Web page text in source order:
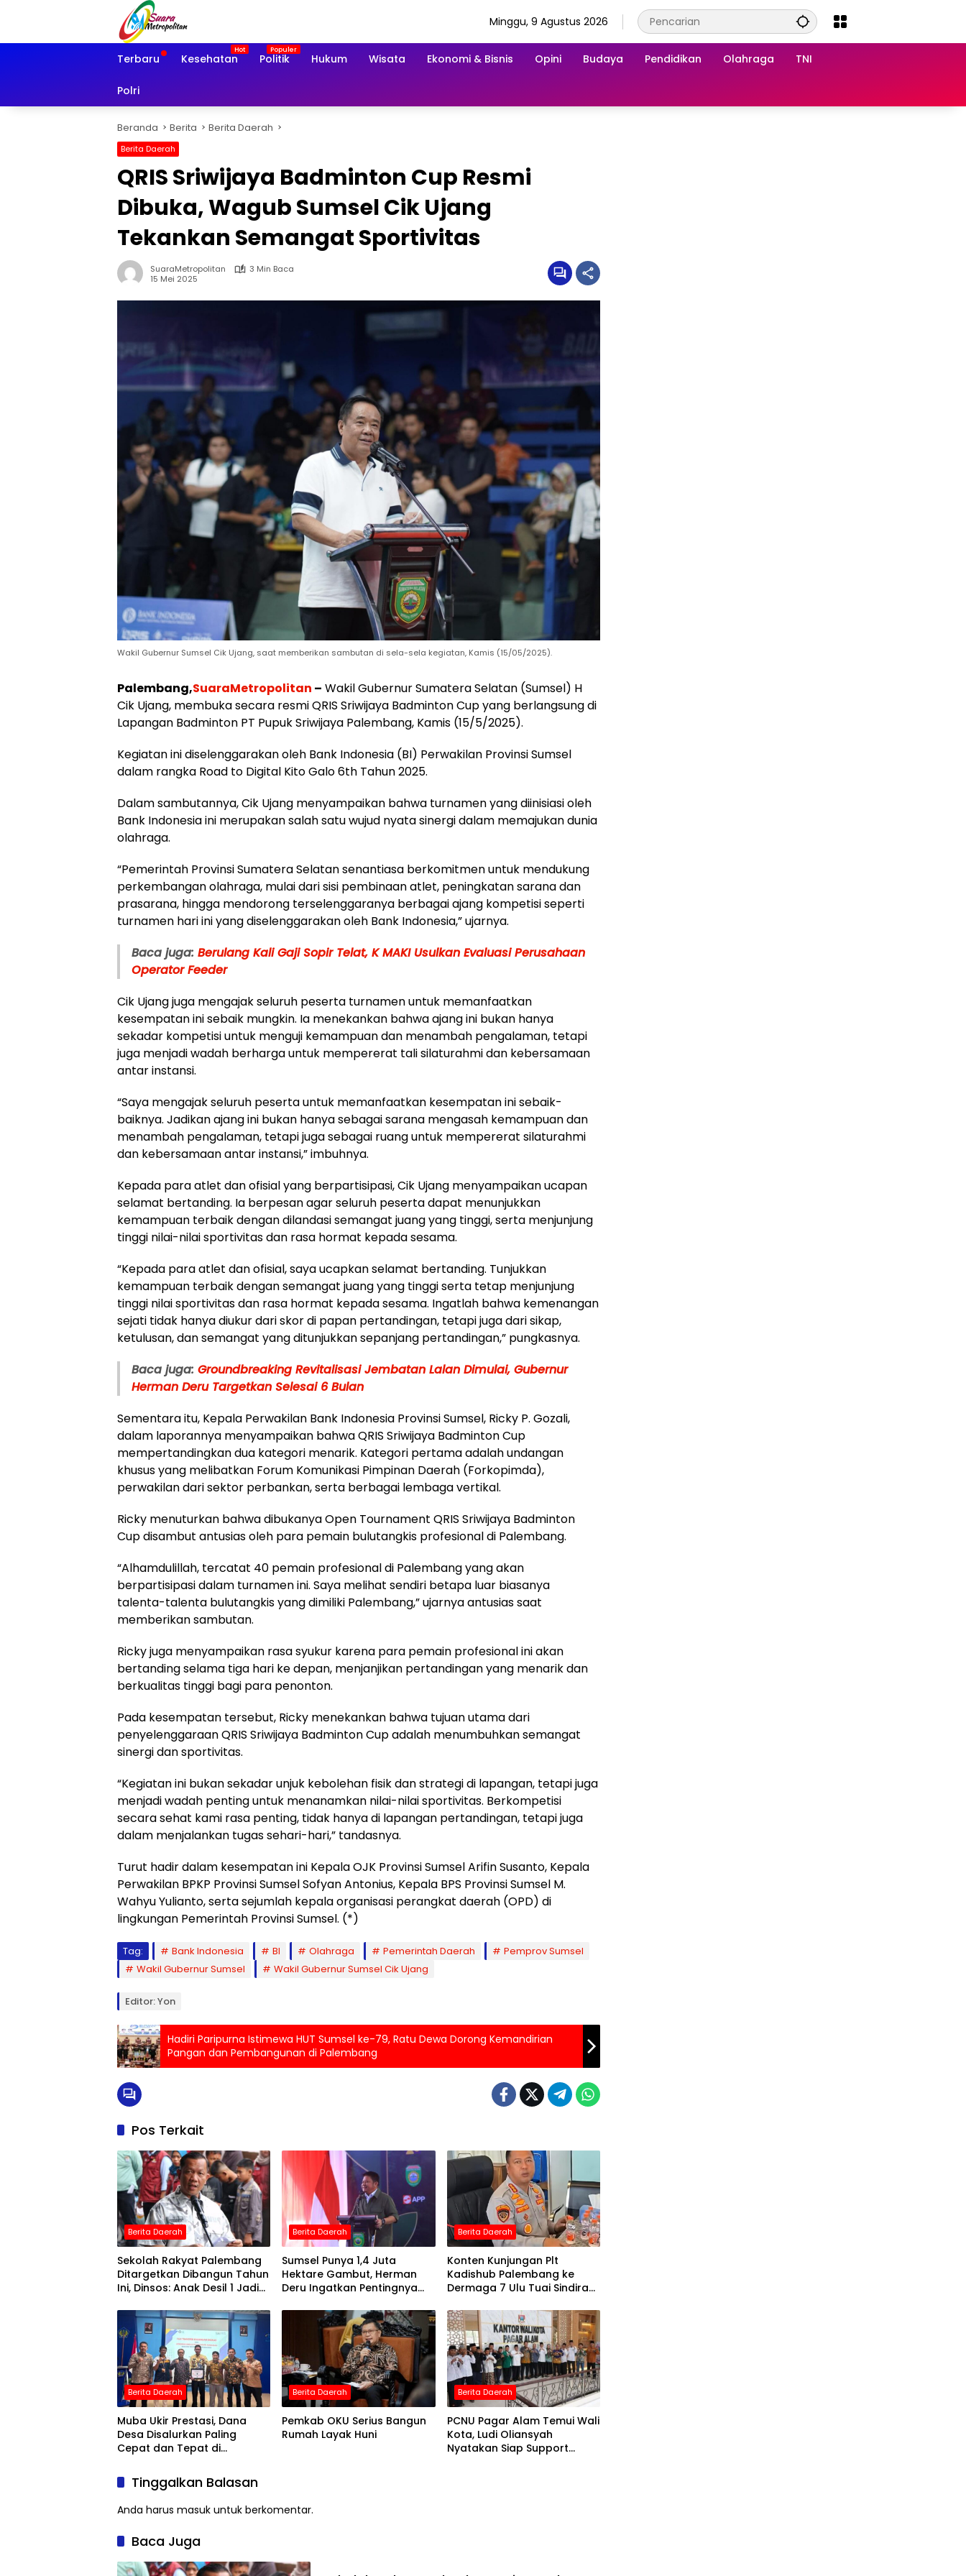
Minggu, 9 Agustus 2026
Terbaru Kesehatan Politik Hukum Wisata Ekonomi & Bisnis Opini Budaya Pendidikan Olahraga TNI
Polri
Beranda Berita Berita Daerah
Berita Daerah
QRIS Sriwijaya Badminton Cup Resmi
Dibuka, Wagub Sumsel Cik Ujang
Tekankan Semangat Sportivitas
SuaraMetropolitan
3 Min Baca
15 Mei 2025
Wakil Gubernur Sumsel Cik Ujang, saat memberikan sambutan di sela-sela kegiatan, Kamis (15/05/2025).
Palembang,SuaraMetropolitan – Wakil Gubernur Sumatera Selatan (Sumsel) H
Cik Ujang, membuka secara resmi QRIS Sriwijaya Badminton Cup yang berlangsung di
Lapangan Badminton PT Pupuk Sriwijaya Palembang, Kamis (15/5/2025).
Kegiatan ini diselenggarakan oleh Bank Indonesia (BI) Perwakilan Provinsi Sumsel
dalam rangka Road to Digital Kito Galo 6th Tahun 2025.
Dalam sambutannya, Cik Ujang menyampaikan bahwa turnamen yang diinisiasi oleh
Bank Indonesia ini merupakan salah satu wujud nyata sinergi dalam memajukan dunia
olahraga.
“Pemerintah Provinsi Sumatera Selatan senantiasa berkomitmen untuk mendukung
perkembangan olahraga, mulai dari sisi pembinaan atlet, peningkatan sarana dan
prasarana, hingga mendorong terselenggaranya berbagai ajang kompetisi seperti
turnamen hari ini yang diselenggarakan oleh Bank Indonesia,” ujarnya.
Baca juga: Berulang Kali Gaji Sopir Telat, K MAKI Usulkan Evaluasi Perusahaan
Operator Feeder
Cik Ujang juga mengajak seluruh peserta turnamen untuk memanfaatkan
kesempatan ini sebaik mungkin. Ia menekankan bahwa ajang ini bukan hanya
sekadar kompetisi untuk menguji kemampuan dan menambah pengalaman, tetapi
juga menjadi wadah berharga untuk mempererat tali silaturahmi dan kebersamaan
antar instansi.
“Saya mengajak seluruh peserta untuk memanfaatkan kesempatan ini sebaik-
baiknya. Jadikan ajang ini bukan hanya sebagai sarana mengasah kemampuan dan
menambah pengalaman, tetapi juga sebagai ruang untuk mempererat silaturahmi
dan kebersamaan antar instansi,” imbuhnya.
Kepada para atlet dan ofisial yang berpartisipasi, Cik Ujang menyampaikan ucapan
selamat bertanding. Ia berpesan agar seluruh peserta dapat menunjukkan
kemampuan terbaik dengan dilandasi semangat juang yang tinggi, serta menjunjung
tinggi nilai-nilai sportivitas dan rasa hormat kepada sesama.
“Kepada para atlet dan ofisial, saya ucapkan selamat bertanding. Tunjukkan
kemampuan terbaik dengan semangat juang yang tinggi serta tetap menjunjung
tinggi nilai sportivitas dan rasa hormat kepada sesama. Ingatlah bahwa kemenangan
sejati tidak hanya diukur dari skor di papan pertandingan, tetapi juga dari sikap,
ketulusan, dan semangat yang ditunjukkan sepanjang pertandingan,” pungkasnya.
Baca juga: Groundbreaking Revitalisasi Jembatan Lalan Dimulai, Gubernur
Herman Deru Targetkan Selesai 6 Bulan
Sementara itu, Kepala Perwakilan Bank Indonesia Provinsi Sumsel, Ricky P. Gozali,
dalam laporannya menyampaikan bahwa QRIS Sriwijaya Badminton Cup
mempertandingkan dua kategori menarik. Kategori pertama adalah undangan
khusus yang melibatkan Forum Komunikasi Pimpinan Daerah (Forkopimda),
perwakilan dari sektor perbankan, serta berbagai lembaga vertikal.
Ricky menuturkan bahwa dibukanya Open Tournament QRIS Sriwijaya Badminton
Cup disambut antusias oleh para pemain bulutangkis profesional di Palembang.
“Alhamdulillah, tercatat 40 pemain profesional di Palembang yang akan
berpartisipasi dalam turnamen ini. Saya melihat sendiri betapa luar biasanya
talenta-talenta bulutangkis yang dimiliki Palembang,” ujarnya antusias saat
memberikan sambutan.
Ricky juga menyampaikan rasa syukur karena para pemain profesional ini akan
bertanding selama tiga hari ke depan, menjanjikan pertandingan yang menarik dan
berkualitas tinggi bagi para penonton.
Pada kesempatan tersebut, Ricky menekankan bahwa tujuan utama dari
penyelenggaraan QRIS Sriwijaya Badminton Cup adalah menumbuhkan semangat
sinergi dan sportivitas.
“Kegiatan ini bukan sekadar unjuk kebolehan fisik dan strategi di lapangan, tetapi juga
menjadi wadah penting untuk menanamkan nilai-nilai sportivitas. Berkompetisi
secara sehat kami rasa penting, tidak hanya di lapangan pertandingan, tetapi juga
dalam menjalankan tugas sehari-hari,” tandasnya.
Turut hadir dalam kesempatan ini Kepala OJK Provinsi Sumsel Arifin Susanto, Kepala
Perwakilan BPKP Provinsi Sumsel Sofyan Antonius, Kepala BPS Provinsi Sumsel M.
Wahyu Yulianto, serta sejumlah kepala organisasi perangkat daerah (OPD) di
lingkungan Pemerintah Provinsi Sumsel. (*)
Tag: Bank Indonesia BI Olahraga Pemerintah Daerah
Pemprov Sumsel
Wakil Gubernur Sumsel
Wakil Gubernur Sumsel Cik Ujang
Editor: Yon
Hadiri Paripurna Istimewa HUT Sumsel ke-79, Ratu Dewa Dorong Kemandirian
Pangan dan Pembangunan di Palembang
Pos Terkait
Berita Daerah
Sekolah Rakyat Palembang
Ditargetkan Dibangun Tahun
Ini, Dinsos: Anak Desil 1 Jadi
Berita Daerah
Sumsel Punya 1,4 Juta
Hektare Gambut, Herman
Deru Ingatkan Pentingnya
Berita Daerah
Konten Kunjungan Plt
Kadishub Palembang ke
Dermaga 7 Ulu Tuai Sindiran,
Berita Daerah
Muba Ukir Prestasi, Dana
Desa Disalurkan Paling
Cepat dan Tepat di
Berita Daerah
Pemkab OKU Serius Bangun
Rumah Layak Huni
Berita Daerah
PCNU Pagar Alam Temui Wali
Kota, Ludi Oliansyah
Nyatakan Siap Support
Tinggalkan Balasan
Anda harus masuk untuk berkomentar.
Baca Juga